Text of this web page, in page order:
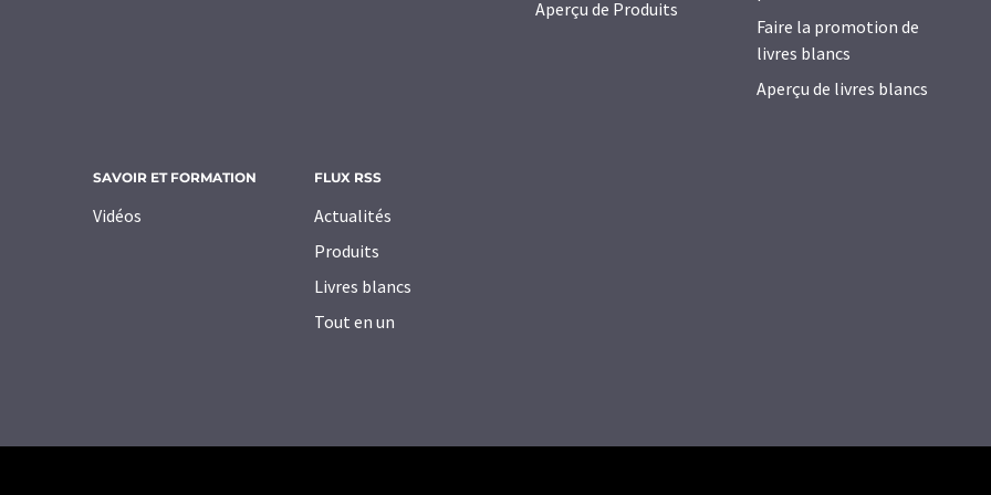
Aperçu de Produits
Faire la promotion de
livres blancs
Aperçu de livres blancs
SAVOIR ET FORMATION
Vidéos
FLUX RSS
Actualités
Produits
Livres blancs
Tout en un